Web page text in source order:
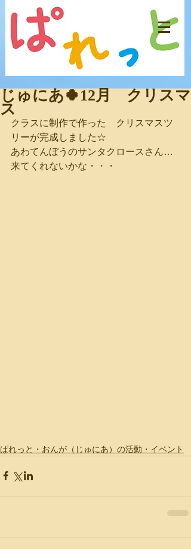
じゅにあ🍀12月 クリスマ
ス
クラスに制作で作った　クリスマスツ
リーが完成しました☆
あわてんぼうのサンタクロースさん…
来てくれないかな・・・
ぱれっと・おんが（じゅにあ）の活動・イベント